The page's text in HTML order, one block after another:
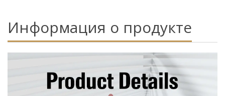
Информация о продукте